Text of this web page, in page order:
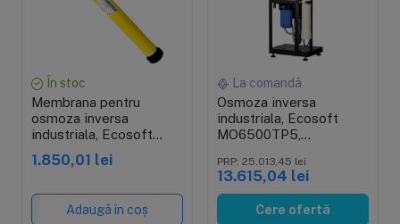
În stoc
Membrana pentru
osmoza inversa
industriala, Ecosoft
ELP4040, 40 inch, 2600
GPD
1.850,01 lei
Adaugă în coș
La comandă
Osmoza inversa
industriala, Ecosoft
MO6500TP5,
pentru membrana de 4",
controler, prefiltrare si
pompa inclusa
PRP: 25.013,45 lei
13.615,04 lei
Cere ofertă